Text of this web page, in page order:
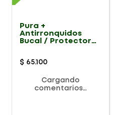
Pura +
Antirronquidos
Bucal / Protector
$ 65.100
Cargando
comentarios…